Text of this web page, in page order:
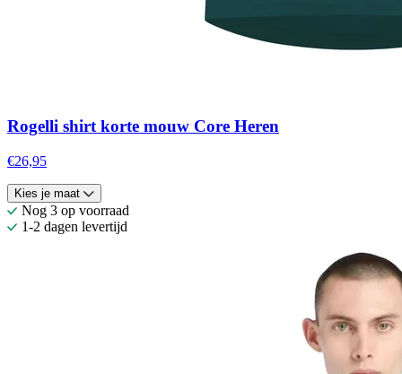
Rogelli shirt korte mouw Core Heren
€26,95
Kies je maat
Nog 3 op voorraad
1-2 dagen levertijd